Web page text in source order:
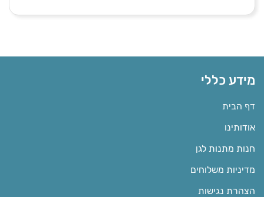
מידע כללי
דף הבית
אודותינו
חנות מתנות לגן
מדיניות משלוחים
הצהרת נגישות